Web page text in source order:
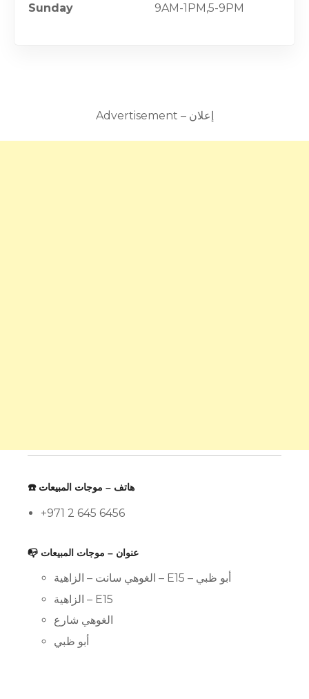
Sunday 9AM-1PM,5-9PM
Advertisement – إعلان
☎️ هاتف – موجات المبيعات
+971 2 645 6456
📭 عنوان – موجات المبيعات
الغوهي سانت – الزاهية – E15 – أبو ظبي
الزاهية – E15
الغوهي شارع
أبو ظبي